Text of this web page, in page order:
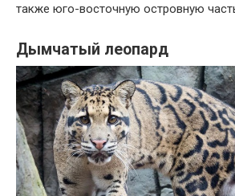
также юго-восточную островную
Дымчатый леопард